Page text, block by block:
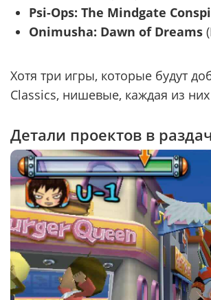
Psi-Ops: The Mindgate
Onimusha: Dawn of Dreams
Хотя три игры, которые будут
Classics, нишевые, каждая из
Детали проектов в